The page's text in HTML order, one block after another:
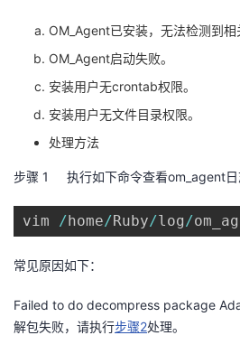
者
我
的
我
播
活
的
我
OM_Agent已安装，无法检测到相
OM_Agent启动失败。
安装用户无crontab权限。
安装用户无文件目录权限。
处理方法
步骤 1 执行如下命令查看om_agent
vim /home/Ruby/log/
常见原因如下：
Failed to do decompress package
解包失败，请执行步骤2处理。